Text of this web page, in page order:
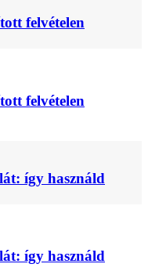
felvételen
felvételen
így használd
így használd